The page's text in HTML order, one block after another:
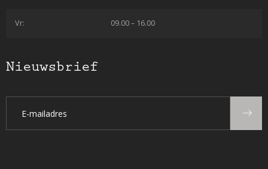
Vr: 09.00 – 16.00
Nieuwsbrief